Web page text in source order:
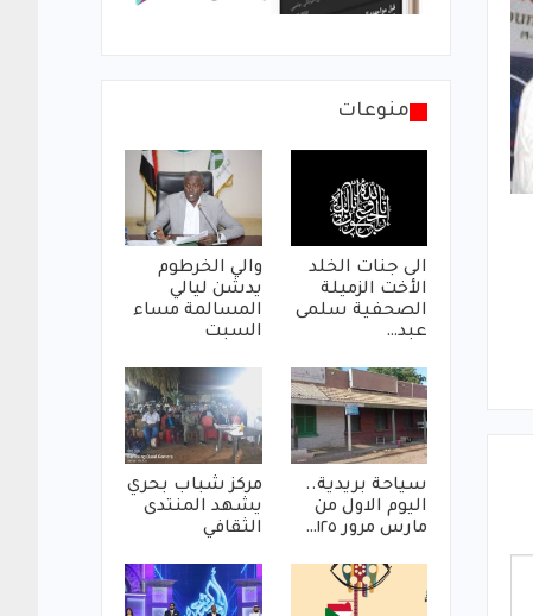
منوعات
الى جنات الخلد
الأخت الزميلة
الصحفية سلمى
عبد…
والي الخرطوم
يدشن ليالي
المسالمة مساء
السبت
سياحة بريدية..
اليوم الاول من
مارس مرور ١٢٥…
مركز شباب بحري
يشهد المنتدى
الثقافي